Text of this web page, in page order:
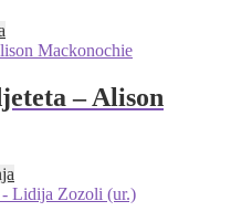
– Alison